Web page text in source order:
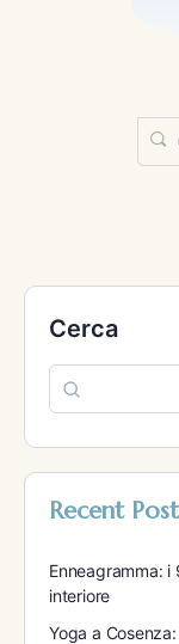
Cerca
Recent
Enneagramma:
interiore
Yoga a